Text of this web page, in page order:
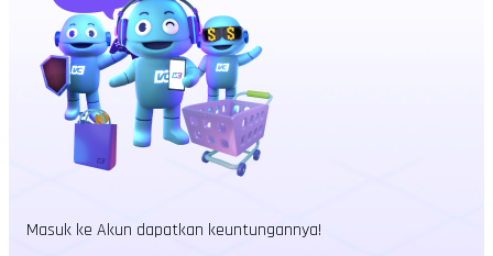
Masuk ke Akun dapatkan keuntungannya!